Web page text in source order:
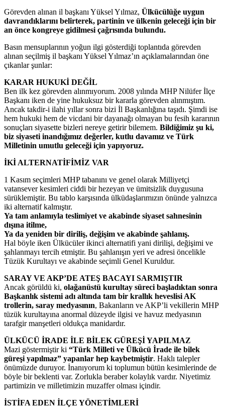
Görevden alınan il başkanı Yüksel Yılmaz, Ülkücülüğe uygun
davrandıklarını belirterek, partinin ve ülkenin geleceği için bir
an önce kongreye gidilmesi çağrısında bulundu.
Basın mensuplarının yoğun ilgi gösterdiği toplantıda görevden
alınan seçilmiş il başkanı Yüksel Yılmaz’ın açıklamalarından öne
çıkanlar şunlar:
KARAR HUKUKİ DEĞİL
Ben ilk kez görevden alınmıyorum. 2008 yılında MHP Nilüfer İlçe
Başkanı iken de yine hukuksuz bir kararla görevden alınmıştım.
Ancak takdir-i ilahi yıllar sonra bizi İl Başkanlığına taşıdı. Şimdi ise
hem hukuki hem de vicdani bir dayanağı olmayan bu fesih kararının
sonuçları siyasette bizleri nereye getirir bilemem. Bildiğimiz şu ki,
biz siyaseti inandığımız değerler, kutlu davamız ve Türk
Milletinin umutlu geleceği için yapıyoruz.
İKİ ALTERNATİFİMİZ VAR
1 Kasım seçimleri MHP tabanını ve genel olarak Milliyetçi
vatansever kesimleri ciddi bir hezeyan ve ümitsizlik duygusuna
sürüklemiştir. Bu tablo karşısında ülküdaşlarımızın önünde yalnızca
iki alternatif kalmıştır.
Ya tam anlamıyla teslimiyet ve akabinde siyaset sahnesinin
dışına itilme,
Ya da yeniden bir diriliş, değişim ve akabinde şahlanış.
Hal böyle iken Ülkücüler ikinci alternatifi yani dirilişi, değişimi ve
şahlanmayı tercih etmiştir. Bu şahlanışın yeri ve adresi öncelikle
Tüzük Kurultayı ve akabinde seçimli Genel Kuruldur.
SARAY VE AKP’DE ATEŞ BACAYI SARMIŞTIR
Ancak görüldü ki, olağanüstü kurultay süreci başladıktan sonra
Başkanlık sistemi adı altında tam bir krallık heveslisi AK
trollerin, saray medyasının, Bakanların ve AKP’li vekillerin MHP
tüzük kurultayına anormal düzeyde ilgisi ve havuz medyasının
tarafgir manşetleri oldukça manidardır.
ÜLKÜCÜ İRADE İLE BİLEK GÜREŞİ YAPILMAZ
Mazi göstermiştir ki “Türk Milleti ve Ülkücü İrade ile bilek
güreşi yapılmaz” yapanlar hep kaybetmiştir. Haklı talepler
önümüzde duruyor. İnanıyorum ki toplumun bütün kesimlerinde de
böyle bir beklenti var. Zorlukla beraber kolaylık vardır. Niyetimiz
partimizin ve milletimizin muzaffer olması içindir.
İSTİFA EDEN İLÇE YÖNETİMLERİ